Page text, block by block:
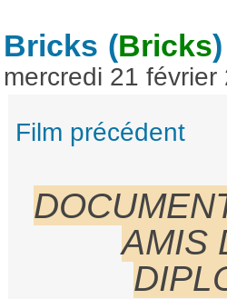
Bricks (Bricks)
mercredi 21 février
Film précédent
AMIS